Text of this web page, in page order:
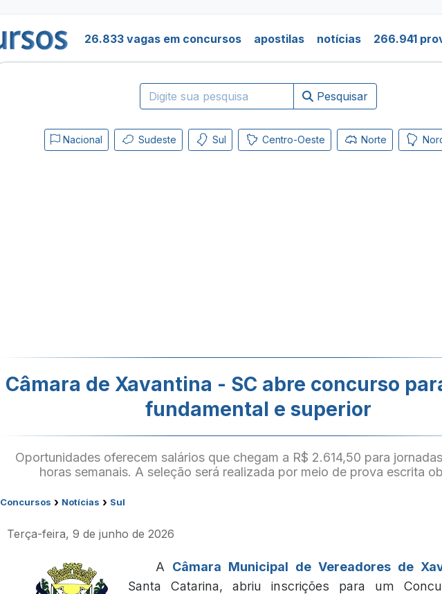
26.833 vagas em concursos apostilas notícias 266.941
Pesquisar
Nacional Sudeste Sul Centro-Oeste Norte
Câmara de Xavantina - SC abre concurso
fundamental e superior
Oportunidades oferecem salários que chegam a R$ 2.614,50 para
horas semanais. A seleção será realizada por meio de prova escrita
Concursos › Notícias › Sul
Terça-feira, 9 de junho de 2026
A Câmara Municipal de Vereadores de
Santa Catarina, abriu inscrições para um